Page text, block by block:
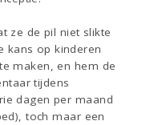
ze de pil niet slikte
kans op kinderen
maken, en hem de
tijdens
dagen per maand
toch maar een